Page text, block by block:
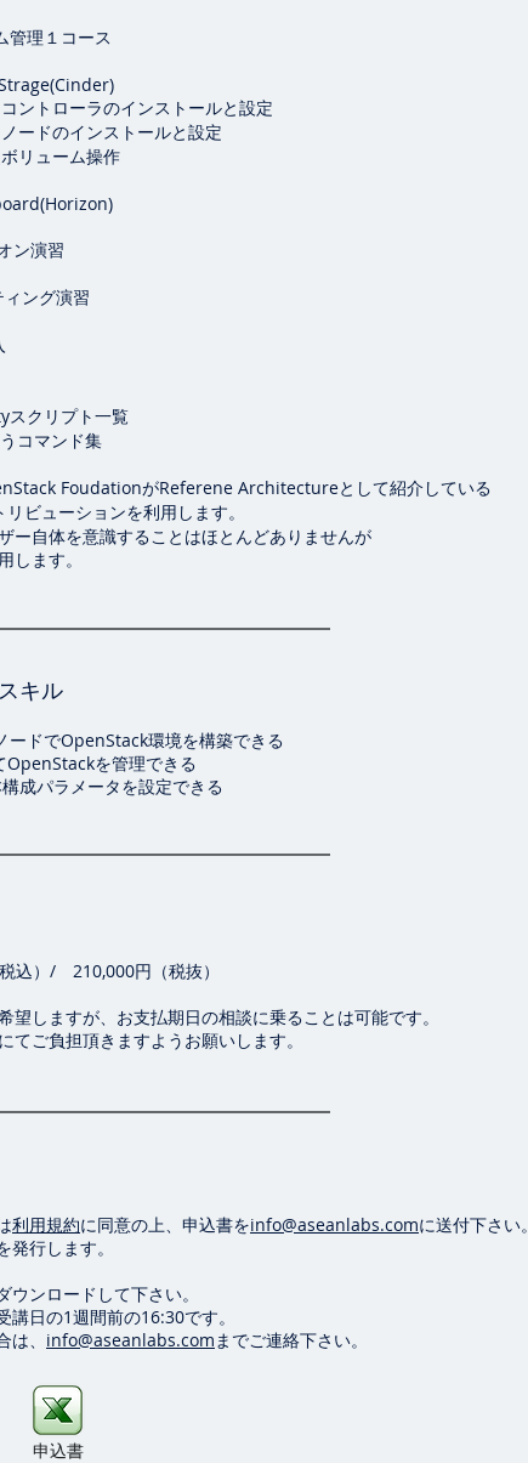
管理１コース
ントローラのインストールと設定
ードのインストールと設定
リューム操作
ン演習
ング演習
スクリプト一覧
コマンド集
FoudationがReferene Architectureとして紹介している
ビューションを利用します。
ー自体を意識することはほとんどありませんが
します。
キル
ードでOpenStack環境を構築できる
OpenStackを管理できる
成パラメータを設定できる
税込）/ 210,000円（税抜）
望しますが、お支払期日の相談に乗ることは可能です。
てご負担頂きますようお願いします。
利用規約に同意の上、申込書をinfo@aseanlabs.comに送付下さい。
行します。
ウンロードして下さい。
講日の1週間前の16:30です。
、 info@aseanlabs.comまでご連絡下さい。
申込書